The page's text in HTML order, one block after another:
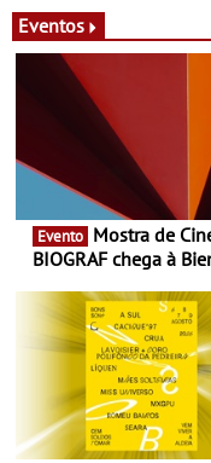
Eventos
Evento
BIOGRAF chega à
Documentário, ensaio
fílmico e práticas